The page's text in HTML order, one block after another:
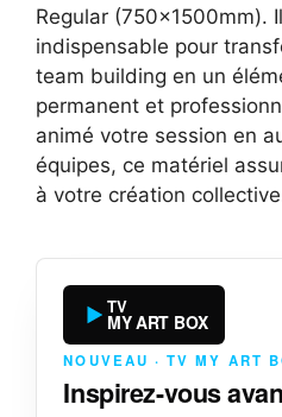
Regular (750x1500mm).
indispensable pour
team building en un
permanent et
animé votre session en
équipes, ce matériel
à votre création
TV
MY ART BOX
NOUVEAU · TV MY ART
Inspirez-vous